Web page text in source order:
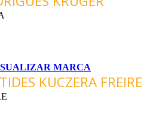
MARCA
KUCZERA FREIRE